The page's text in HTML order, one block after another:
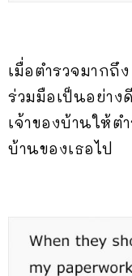
เมื่อตำรวจมากถึ
ร่วมมือเป็นอย่าง
เจ้าของบ้านให้ต
บ้านของเธอไป